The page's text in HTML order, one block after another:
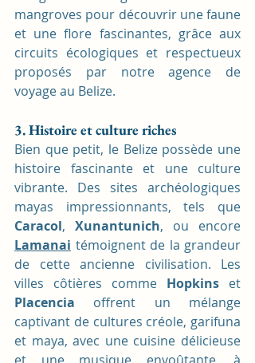
mangroves pour découvrir une faune
et une flore fascinantes, grâce aux
circuits écologiques et respectueux
proposés par notre agence de
voyage au Belize.
3. Histoire et culture riches
Bien que petit, le Belize possède une
histoire fascinante et une culture
vibrante. Des sites archéologiques
Caracol, Xunantunich
Lamanai témoignent de la grandeur
de cette ancienne civilisation. Les
villes côtières comme Hopkins
Placencia
offrent un mélange
captivant de cultures créole, garifuna
et maya, avec une cuisine délicieuse